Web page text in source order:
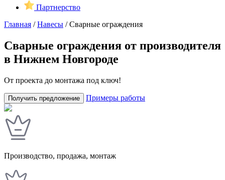
Партнерство
Главная /Навесы /Сварные ограждения
Сварные ограждения от производителя
в Нижнем Новгороде
От проекта до монтажа под ключ!
Получить предложение Примеры работы
Производство, продажа, монтаж